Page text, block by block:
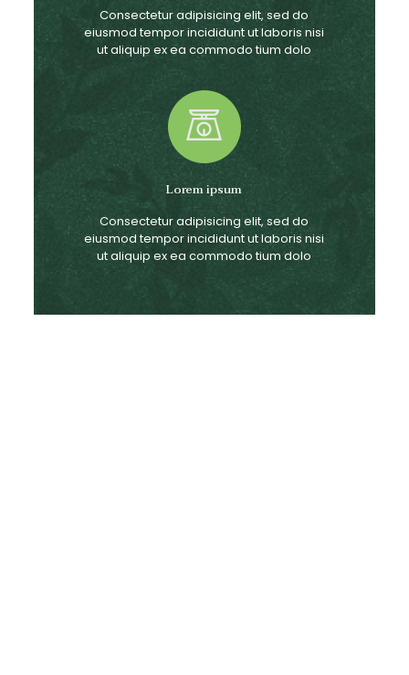
Consectetur adipisicing elit, sed do
eiusmod tempor incididunt ut laboris nisi
ut aliquip ex ea commodo tium dolo
Lorem ipsum
Consectetur adipisicing elit, sed do
eiusmod tempor incididunt ut laboris nisi
ut aliquip ex ea commodo tium dolo